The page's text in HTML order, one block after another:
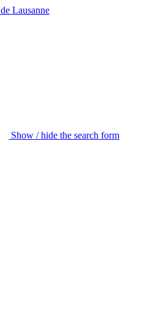
Show / hide the search form